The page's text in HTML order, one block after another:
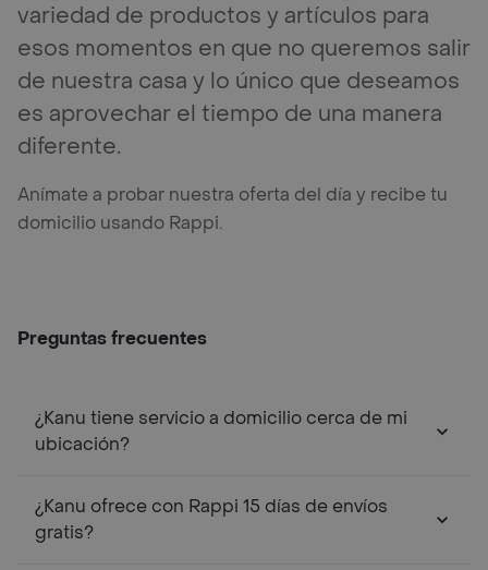
variedad de productos y artículos para
esos momentos en que no queremos salir
de nuestra casa y lo único que deseamos
es aprovechar el tiempo de una manera
diferente.
Anímate a probar nuestra oferta del día y recibe tu
domicilio usando Rappi.
Preguntas frecuentes
¿Kanu tiene servicio a domicilio cerca de mi
ubicación?
¿Kanu ofrece con Rappi 15 días de envíos
gratis?